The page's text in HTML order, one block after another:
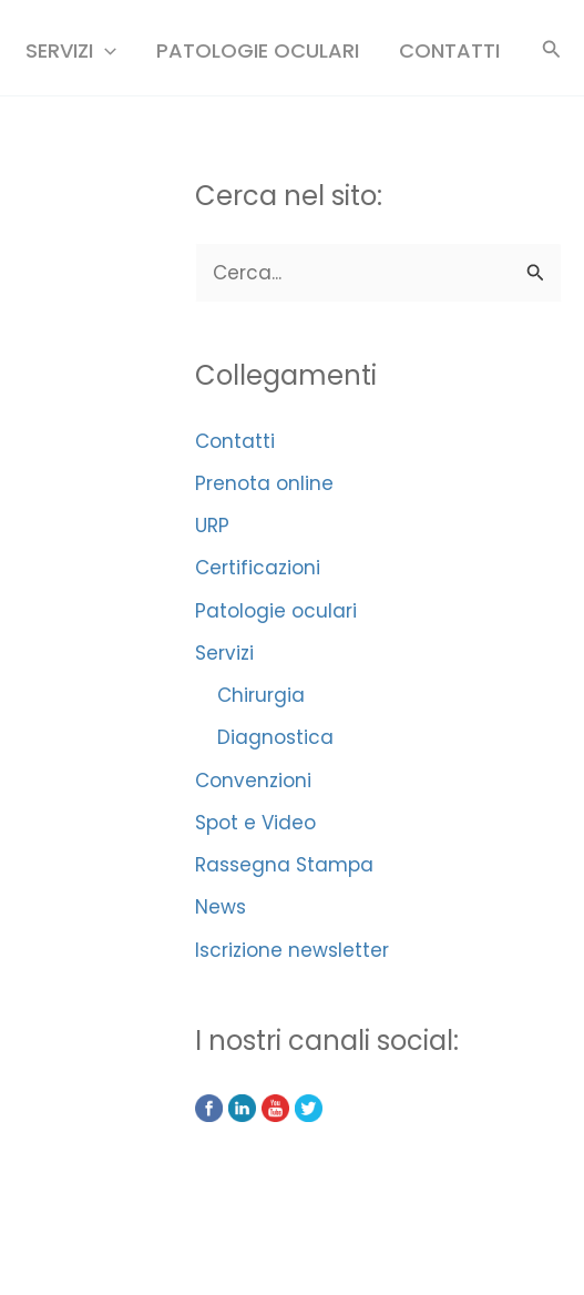
SERVIZI PATOLOGIE OCULARI CONTATTI
Cerca nel sito:
c
a
Collegamenti
Contatti
Prenota online
URP
Certificazioni
Patologie oculari
Servizi
Chirurgia
Diagnostica
Convenzioni
Spot e Video
Rassegna Stampa
News
Iscrizione newsletter
I nostri canali social: